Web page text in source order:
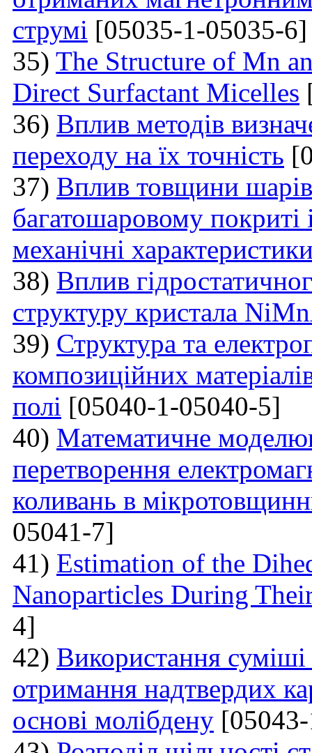
струмі [05035-1-05035-6]
35) The Structure of Mn
Direct Surfactant Micelles
36) Вплив методів
переходу на їх точність
37) Вплив товщини
багатошаровому покриті
механічні
38) Вплив
структуру кристала
39) Структура та
композиційних
полі [05040-1-05040-5]
40) Математичне
перетворення
коливань в
05041-7]
41) Estimation of the
Nanoparticles During
4]
42) Використання
отримання надтвердих
основі молібдену